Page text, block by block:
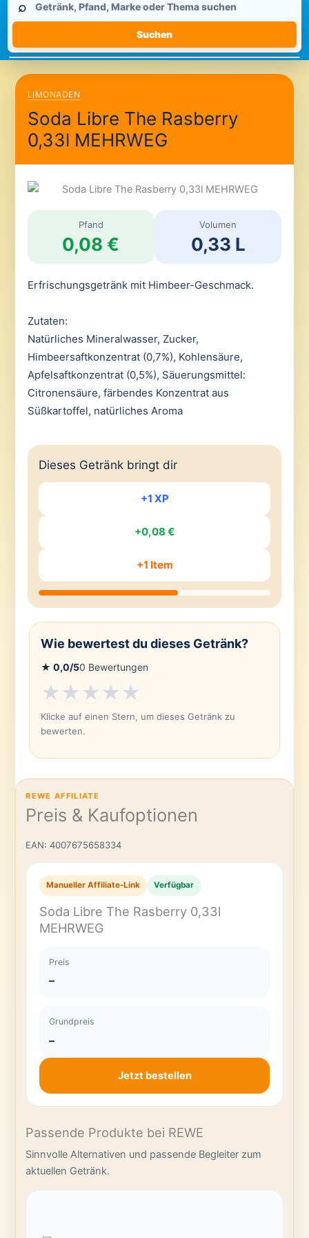
durchsuchen
⌕
Suchen
LIMONADEN
Soda Libre The Rasberry
0,33l MEHRWEG
Pfand
0,08 €
Volumen
0,33 L
Erfrischungsgetränk mit Himbeer-Geschmack.
Zutaten:
Natürliches Mineralwasser, Zucker,
Himbeersaftkonzentrat (0,7%), Kohlensäure,
Apfelsaftkonzentrat (0,5%), Säuerungsmittel:
Citronensäure, färbendes Konzentrat aus
Süßkartoffel, natürliches Aroma
Dieses Getränk bringt dir
+1 XP
+0,08 €
+1 Item
Wie bewertest du dieses Getränk?
★ 0,0/50 Bewertungen
★★★★★
Klicke auf einen Stern, um dieses Getränk zu
bewerten.
REWE AFFILIATE
Preis & Kaufoptionen
EAN: 4007675658334
Manueller Affiliate-Link Verfügbar
Soda Libre The Rasberry 0,33l
MEHRWEG
Preis
–
Grundpreis
–
Jetzt bestellen
Passende Produkte bei REWE
Sinnvolle Alternativen und passende Begleiter zum
aktuellen Getränk.